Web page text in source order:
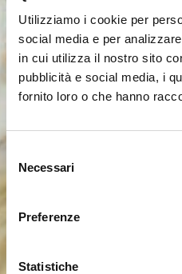
Utilizziamo i cookie per
social media e per
in cui utilizza il nostro sito
pubblicità e social media, i
fornito loro o che hanno
delNecessari
Preferenze
Statistiche